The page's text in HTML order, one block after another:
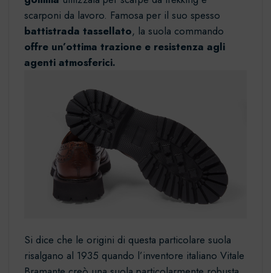
scarponi da lavoro. Famosa per il suo spesso
battistrada tassellato, la suola commando
offre un’ottima trazione e resistenza agli
agenti atmosferici.
Si dice che le origini di questa particolare suola
risalgano al 1935 quando l’inventore italiano Vitale